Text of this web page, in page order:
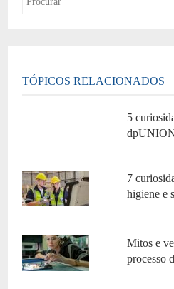
TÓPICOS RELACIONADOS
5
7
higiene e
Mitos e
processo